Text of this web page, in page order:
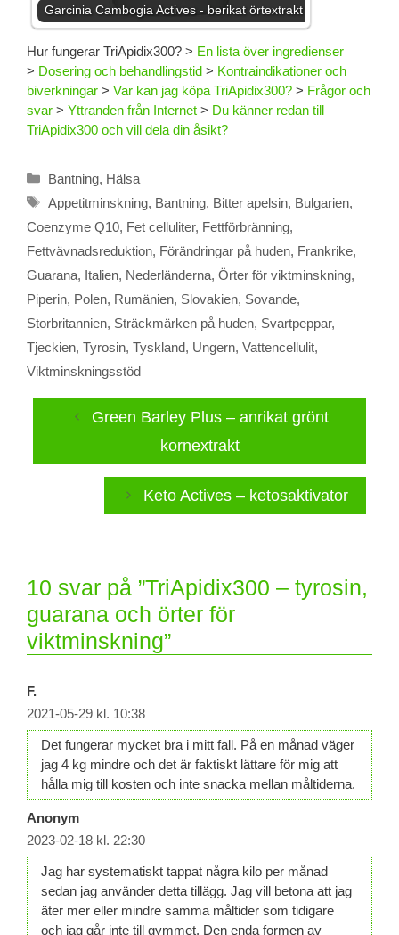
Garcinia Cambogia Actives - berikat örtextrakt
Hur fungerar TriApidix300? > En lista över ingredienser
> Dosering och behandlingstid > Kontraindikationer och
biverkningar > Var kan jag köpa TriApidix300? > Frågor och
svar > Yttranden från Internet > Du känner redan till
TriApidix300 och vill dela din åsikt?
Kategorier
Bantning, Hälsa
Etiketter
Appetitminskning, Bantning, Bitter apelsin, Bulgarien,
Coenzyme Q10, Fet celluliter, Fettförbränning,
Fettvävnadsreduktion, Förändringar på huden, Frankrike,
Guarana, Italien, Nederländerna, Örter för viktminskning,
Piperin, Polen, Rumänien, Slovakien, Sovande,
Storbritannien, Sträckmärken på huden, Svartpeppar,
Tjeckien, Tyrosin, Tyskland, Ungern, Vattencellulit,
Viktminskningsstöd
Green Barley Plus – anrikat grönt
kornextrakt
Keto Actives – ketosaktivator
10 svar på ”TriApidix300 – tyrosin,
guarana och örter för
viktminskning”
F.
2021-05-29 kl. 10:38
Det fungerar mycket bra i mitt fall. På en månad väger
jag 4 kg mindre och det är faktiskt lättare för mig att
hålla mig till kosten och inte snacka mellan måltiderna.
Anonym
2023-02-18 kl. 22:30
Jag har systematiskt tappat några kilo per månad
sedan jag använder detta tillägg. Jag vill betona att jag
äter mer eller mindre samma måltider som tidigare
och jag går inte till gymmet. Den enda formen av